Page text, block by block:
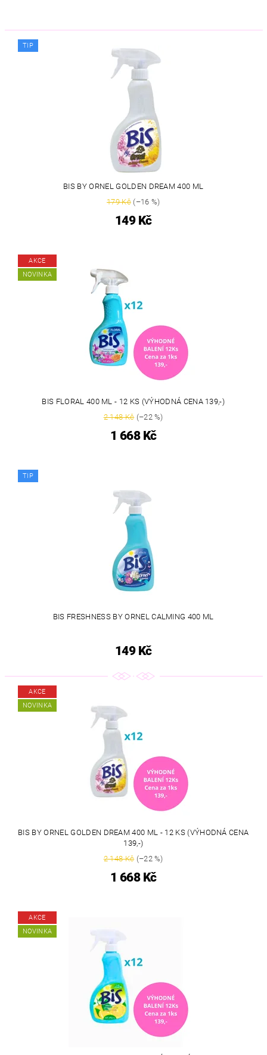
TIP
BIS BY ORNEL GOLDEN DREAM 400 ML
179 Kč(–16 %)
149 Kč
AKCE
NOVINKA
BIS FLORAL 400 ML - 12 KS (VÝHODNÁ CENA 139,-)
2 148 Kč(–22 %)
1 668 Kč
TIP
BIS FRESHNESS BY ORNEL CALMING 400 ML
149 Kč
AKCE
NOVINKA
BIS BY ORNEL GOLDEN DREAM 400 ML - 12 KS (VÝHODNÁ CENA
139,-)
2 148 Kč(–22 %)
1 668 Kč
AKCE
NOVINKA